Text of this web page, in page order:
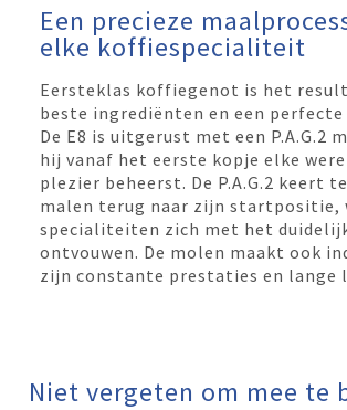
Een precieze
elke koffiespecialiteit
Eersteklas koffiegenot is het
beste ingrediënten en een perfecte
De E8 is uitgerust met een P.A.G.2
hij vanaf het eerste kopje elke
plezier beheerst. De P.A.G.2 keert
malen terug naar zijn startpositie,
specialiteiten zich met het
ontvouwen. De molen maakt ook
zijn constante prestaties en lange
Niet vergeten om mee te